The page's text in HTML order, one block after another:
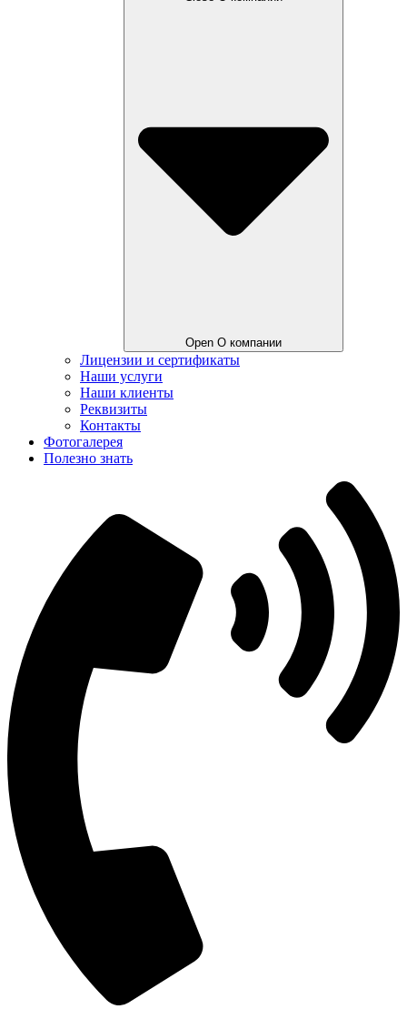
Open О компании
Лицензии и сертификаты
Наши услуги
Наши клиенты
Реквизиты
Контакты
Фотогалерея
Полезно знать